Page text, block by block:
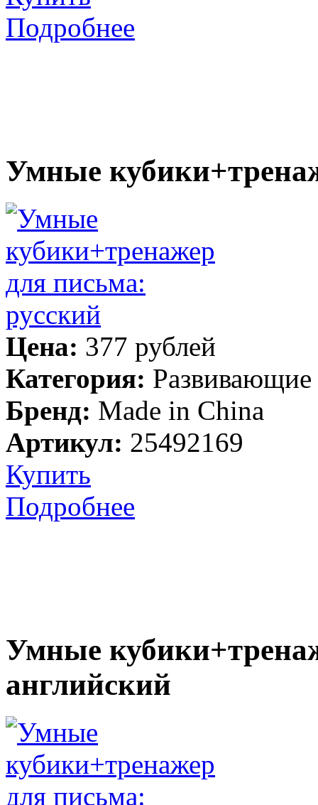
Подробнее
Умные
Цена: 377 рублей
Категория: Развивающие
Бренд: Made in China
Артикул: 25492169
Купить
Подробнее
Умные
английский